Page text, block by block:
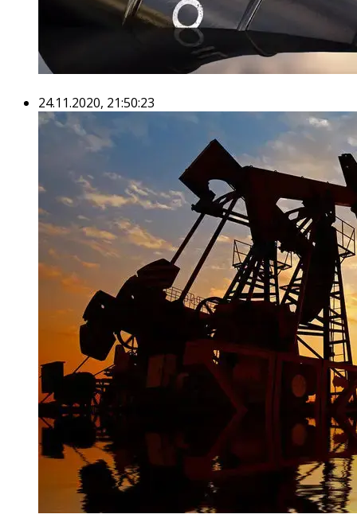
24.11.2020, 21:50:23